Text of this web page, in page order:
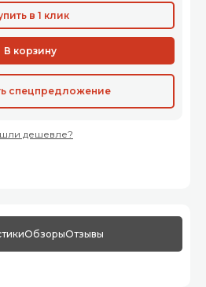
в 1 клик
В корзину
спецпредложение
дешевле?
ОбзорыОтзывы